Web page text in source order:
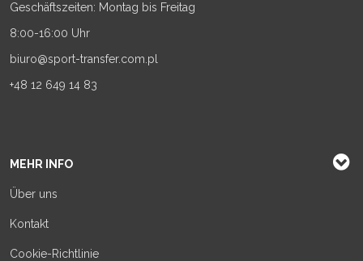
Geschäftszeiten: Montag bis Freitag
8:00-16:00 Uhr
biuro@sport-transfer.com.pl
+48 12 649 14 83
MEHR INFO
Über uns
Kontakt
Cookie-Richtlinie